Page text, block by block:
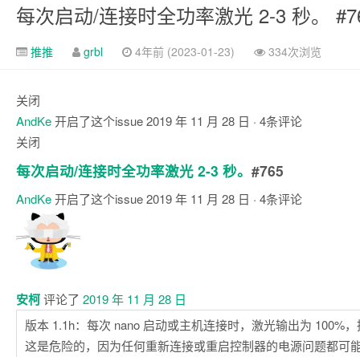
每次启动/连接时全功率激光 2-3 秒。
推推 grbl 4年前 (2023-01-23) 334次浏览
关闭
AndKe开启了这个issue2019 年 11 月 28 日 · 4条评论
关闭
每次启动/连接时全功率激光 2-3 秒。 #765
AndKe开启了这个issue2019 年 11 月 28 日 · 4条评论
注
释
安柯评论了 2019 年 11 月 28 日
版本 1.1h：每次 nano 启动或主机连接时，激光输出为 100%
这是危险的，因为任何重新连接或重启控制器的电源问题都可